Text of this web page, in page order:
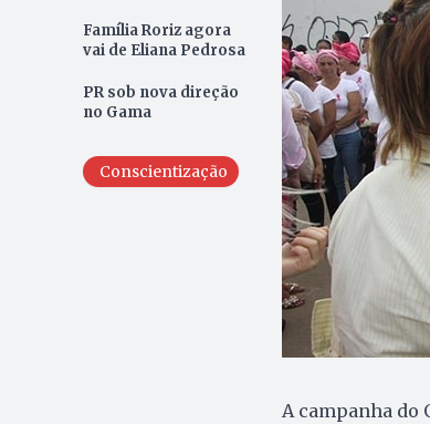
Família Roriz agora
vai de Eliana Pedrosa
PR sob nova direção
no Gama
Conscientização
A campanha do